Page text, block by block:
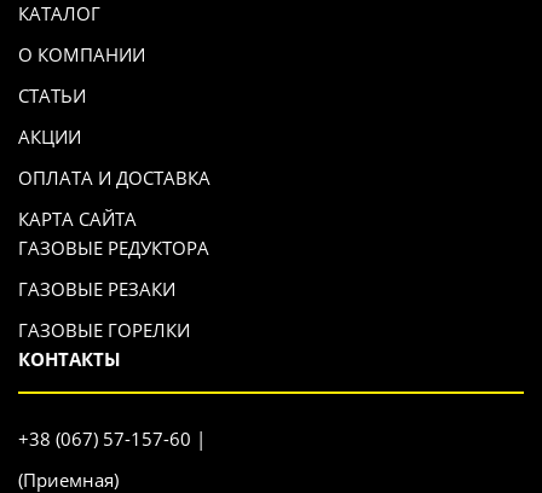
КАТАЛОГ
О КОМПАНИИ
СТАТЬИ
АКЦИИ
ОПЛАТА И ДОСТАВКА
КАРТА САЙТА
ГАЗОВЫЕ РЕДУКТОРА
ГАЗОВЫЕ РЕЗАКИ
ГАЗОВЫЕ ГОРЕЛКИ
КОНТАКТЫ
+38 (067) 57-157-60 |
(Приемная)